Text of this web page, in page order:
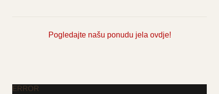
Pogledajte našu ponudu jela ovdje!
ERROR